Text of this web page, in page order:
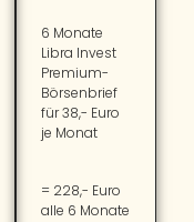
6 Monate
Libra Invest
Premium-
Börsenbrief
für 38,- Euro
je Monat
= 228,- Euro
alle 6 Monate